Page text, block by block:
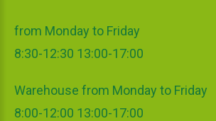
from Monday to Friday
8:30-12:30 13:00-17:00
Warehouse from Monday to Friday
8:00-12:00 13:00-17:00